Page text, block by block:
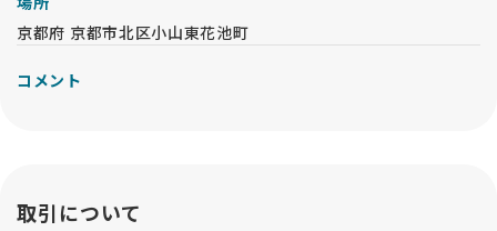
京都府 京都市北区小山東花池町
コメント
取引について